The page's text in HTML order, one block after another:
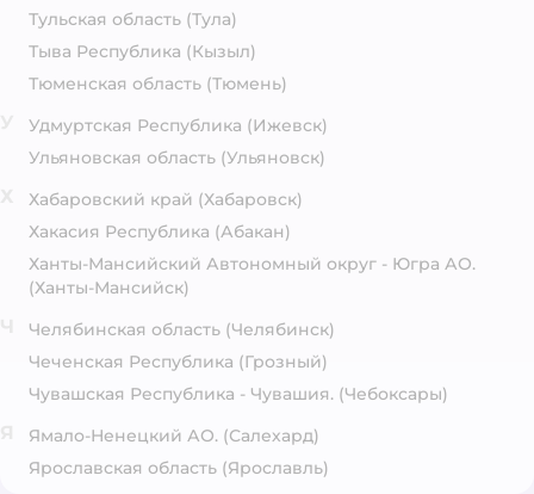
Тульская область (Тула)
Тыва Республика (Кызыл)
Тюменская область (Тюмень)
Удмуртская Республика (Ижевск)
Ульяновская область (Ульяновск)
Хабаровский край (Хабаровск)
Хакасия Республика (Абакан)
Ханты-Мансийский Автономный округ - Югра АО.
(Ханты-Мансийск)
Челябинская область (Челябинск)
Чеченская Республика (Грозный)
Чувашская Республика - Чувашия. (Чебоксары)
Ямало-Ненецкий АО. (Салехард)
Ярославская область (Ярославль)